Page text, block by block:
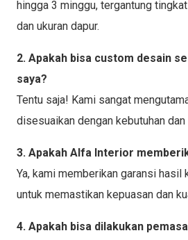
hingga 3 minggu, tergantung
dan ukuran dapur.
2. Apakah bisa custom desain
saya?
Tentu saja! Kami sangat
disesuaikan dengan kebutuhan dan
3. Apakah Alfa Interior
Ya, kami memberikan garansi hasil
untuk memastikan kepuasan dan
4. Apakah bisa dilakukan